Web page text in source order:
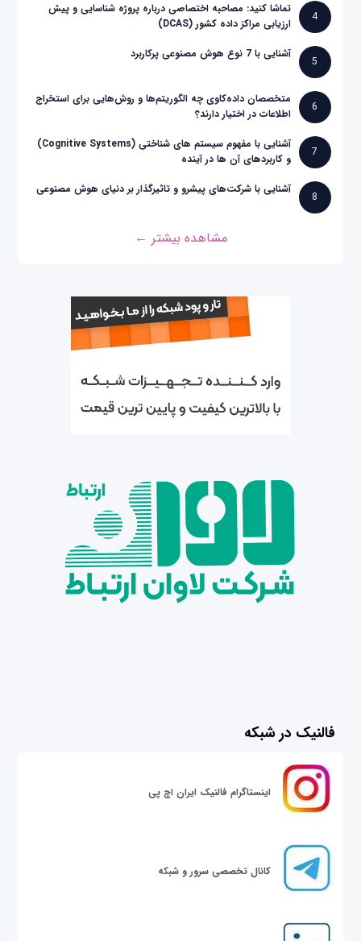
4
تماشا کنید: مصاحبه اختصاصی درباره پروژه شناسایی و پیش
ارزیابی مراکز داده کشور (DCAS)
5
آشنایی با 7 نوع هوش مصنوعی پرکاربرد
6
متخصصان داده‌کاوی چه الگوریتم‌ها و روش‌هایی برای استخراج
اطلاعات در اختیار دارند؟
7
آشنایی با مفهوم سیستم های شناختی (Cognitive Systems)
و کاربردهای آن ها در آینده
8
آشنایی با شرکت‌های پیشرو و تاثیرگذار بر دنیای هوش مصنوعی
مشاهده بیشتر ←
فالنیک در شبکه
اینستاگرام فالنیک ایران اچ پی
کانال تخصصی سرور و شبکه